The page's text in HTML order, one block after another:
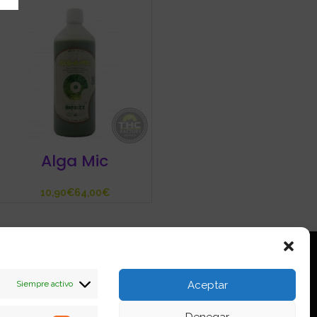
Siempre activo Aceptar
Alga Mic
€ €